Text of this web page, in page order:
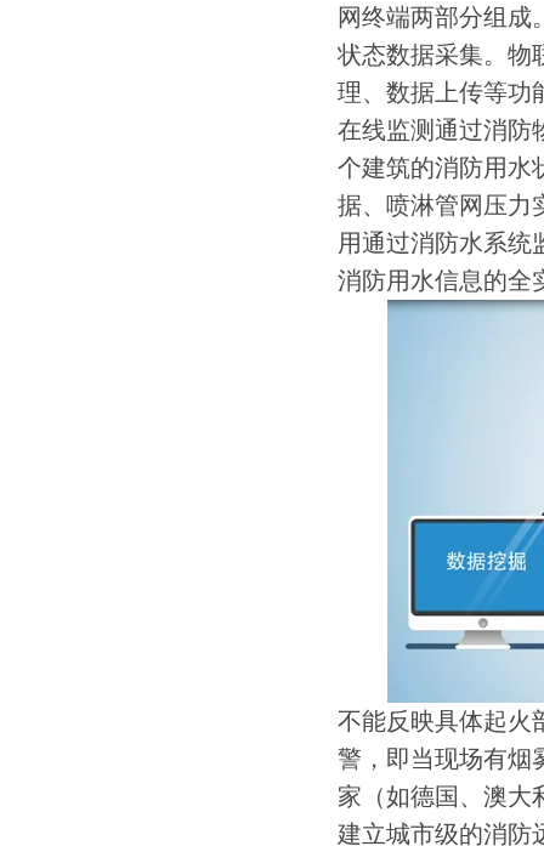
网终端两部分组成
状态数据采集。物
理、数据上传等功
在线监测通过消防
个建筑的消防用水
据、喷淋管网压力
用通过消防水系统
消防用水信息的全
不能反映具体起火
警，即当现场有烟
家（如德国、澳大
建立城市级的消防